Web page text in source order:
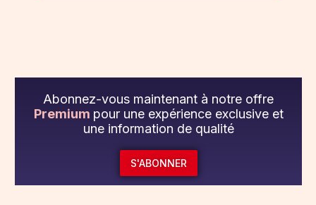
Abonnez-vous maintenant à notre offre
Premium pour une expérience exclusive et
une information de qualité
S'ABONNER